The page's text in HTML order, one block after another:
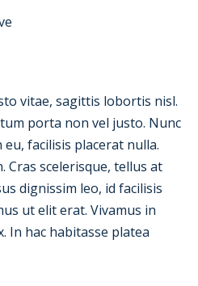
vitae, sagittis lobortis nisl.
porta non vel justo. Nunc
facilisis placerat nulla.
Cras scelerisque, tellus at
dignissim leo, id facilisis
ut elit erat. Vivamus in
In hac habitasse platea